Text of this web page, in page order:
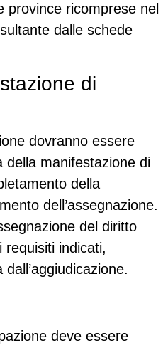
province ricomprese nel
dalle schede
di
dovranno essere
della manifestazione di
della
dell’assegnazione.
del diritto
requisiti indicati,
deve essere